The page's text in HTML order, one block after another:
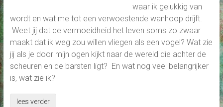
waar ik gelukkig van
wordt en wat me tot een verwoestende wanhoop drijft.
Weet jij dat de vermoeidheid het leven soms zo zwaar
maakt dat ik weg zou willen vliegen als een vogel? Wat zie
jij als je door mijn ogen kijkt naar de wereld die achter de
scheuren en de barsten ligt? En wat nog veel belangrijker
is, wat zie ik?
lees verder